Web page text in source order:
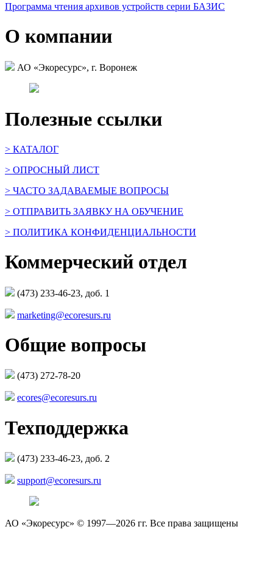
Программа чтения архивов устройств серии БАЗИС
О компании
АО «Экоресурс», г. Воронеж
Полезные ссылки
> КАТАЛОГ
> ОПРОСНЫЙ ЛИСТ
> ЧАСТО ЗАДАВАЕМЫЕ ВОПРОСЫ
> ОТПРАВИТЬ ЗАЯВКУ НА ОБУЧЕНИЕ
> ПОЛИТИКА КОНФИДЕНЦИАЛЬНОСТИ
Коммерческий отдел
(473) 233-46-23, доб. 1
marketing@ecoresurs.ru
Общие вопросы
(473) 272-78-20
ecores@ecoresurs.ru
Техподдержка
(473) 233-46-23, доб. 2
support@ecoresurs.ru
АО «Экоресурс» © 1997—2026 гг. Все права защищены